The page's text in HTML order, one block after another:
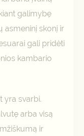
galimybę
asmeninį skonį ir
gali pridėti
kambario
yra svarbi.
arba visą
ir